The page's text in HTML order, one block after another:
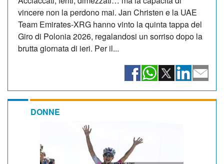
vincere non la perdono mai. Jan Christen e la UAE
Team Emirates-XRG hanno vinto la quinta tappa del
Giro di Polonia 2026, regalandosi un sorriso dopo la
brutta giornata di ieri. Per il...
DONNE